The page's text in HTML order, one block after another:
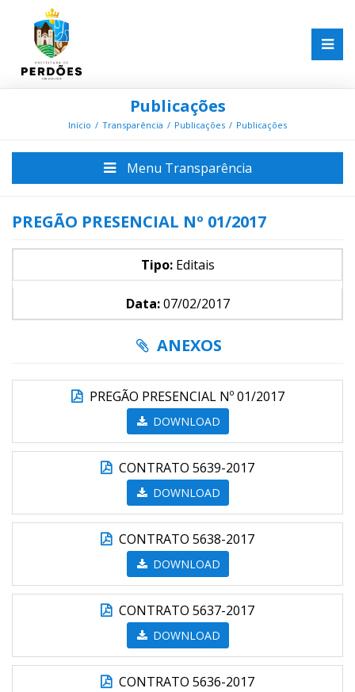
Publicações
Início Transparência Publicações Publicações
Menu Transparência
PREGÃO PRESENCIAL Nº 01/2017
Tipo:Editais
Data:07/02/2017
ANEXOS
PREGÃO PRESENCIAL Nº 01/2017
DOWNLOAD
CONTRATO 5639-2017
DOWNLOAD
CONTRATO 5638-2017
DOWNLOAD
CONTRATO 5637-2017
DOWNLOAD
CONTRATO 5636-2017